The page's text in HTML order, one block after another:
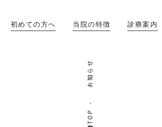
初めての方へ 当院の特徴 診療案内
TOP
お知らせ